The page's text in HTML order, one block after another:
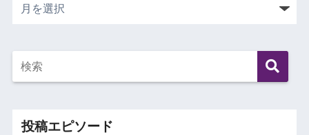
投稿エピソード